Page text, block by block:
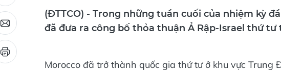
(ĐTTCO) - Trong những tuần cuối của nhiệm kỳ
đã đưa ra công bố thỏa thuận Ả Rập-Israel thứ